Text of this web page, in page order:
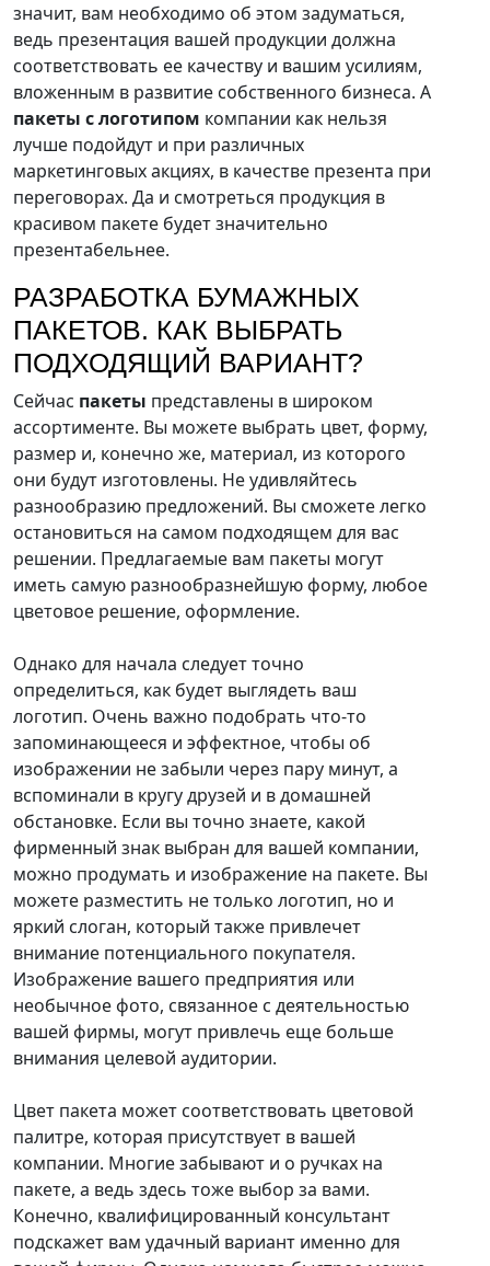
значит, вам необходимо об этом задуматься,
ведь презентация вашей продукции должна
соответствовать ее качеству и вашим усилиям,
вложенным в развитие собственного бизнеса. А
пакеты с логотипом компании как нельзя
лучше подойдут и при различных
маркетинговых акциях, в качестве презента при
переговорах. Да и смотреться продукция в
красивом пакете будет значительно
презентабельнее.
РАЗРАБОТКА БУМАЖНЫХ
ПАКЕТОВ. КАК ВЫБРАТЬ
ПОДХОДЯЩИЙ ВАРИАНТ?
Сейчас пакеты представлены в широком
ассортименте. Вы можете выбрать цвет, форму,
размер и, конечно же, материал, из которого
они будут изготовлены. Не удивляйтесь
разнообразию предложений. Вы сможете легко
остановиться на самом подходящем для вас
решении. Предлагаемые вам пакеты могут
иметь самую разнообразнейшую форму, любое
цветовое решение, оформление.
Однако для начала следует точно
определиться, как будет выглядеть ваш
логотип. Очень важно подобрать что-то
запоминающееся и эффектное, чтобы об
изображении не забыли через пару минут, а
вспоминали в кругу друзей и в домашней
обстановке. Если вы точно знаете, какой
фирменный знак выбран для вашей компании,
можно продумать и изображение на пакете. Вы
можете разместить не только логотип, но и
яркий слоган, который также привлечет
внимание потенциального покупателя.
Изображение вашего предприятия или
необычное фото, связанное с деятельностью
вашей фирмы, могут привлечь еще больше
внимания целевой аудитории.
Цвет пакета может соответствовать цветовой
палитре, которая присутствует в вашей
компании. Многие забывают и о ручках на
пакете, а ведь здесь тоже выбор за вами.
Конечно, квалифицированный консультант
подскажет вам удачный вариант именно для